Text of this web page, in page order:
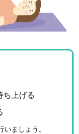
ち上げる
ましょう。